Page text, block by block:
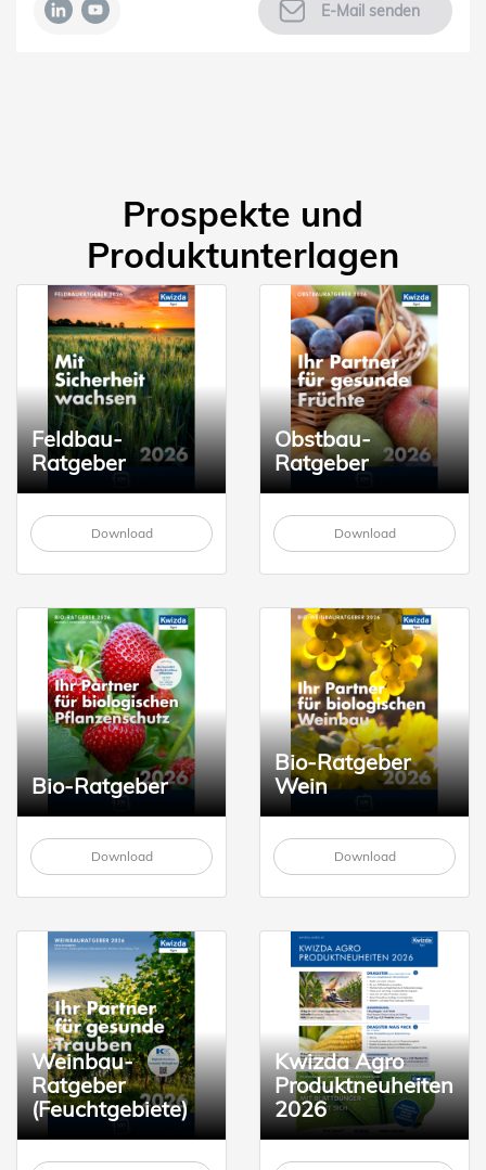
E-Mail senden
Prospekte und
Produktunterlagen
Feldbau-
Ratgeber
Download
Obstbau-
Ratgeber
Download
Bio-Ratgeber
Download
Bio-Ratgeber
Wein
Download
Weinbau-
Ratgeber
(Feuchtgebiete)
Kwizda Agro
Produktneuheiten
2026